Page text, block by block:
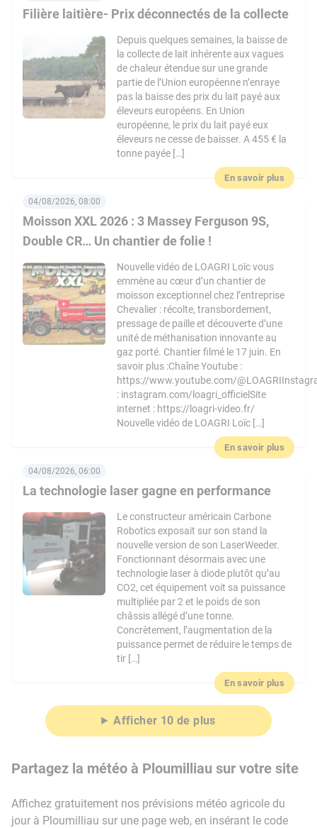
Filière laitière- Prix déconnectés de la collecte
Depuis quelques semaines, la baisse de
la collecte de lait inhérente aux vagues
de chaleur étendue sur une grande
partie de l’Union européenne n’enraye
pas la baisse des prix du lait payé aux
éleveurs européens. En Union
européenne, le prix du lait payé eux
éleveurs ne cesse de baisser. A 455 € la
tonne payée […]
En savoir plus
Moisson XXL 2026 : 3 Massey Ferguson 9S,
Double CR… Un chantier de folie !
04/08/2026, 08:00
Nouvelle vidéo de LOAGRI Loïc vous
emmène au cœur d’un chantier de
moisson exceptionnel chez l’entreprise
Chevalier : récolte, transbordement,
pressage de paille et découverte d’une
unité de méthanisation innovante au
gaz porté. Chantier filmé le 17 juin. En
savoir plus :Chaîne Youtube :
https://www.youtube.com/
: instagram.com/loagri_officielSite
internet : https://loagri-video.fr/
Nouvelle vidéo de LOAGRI Loïc […]
En savoir plus
La technologie laser gagne en performance
04/08/2026, 06:00
Le constructeur américain Carbone
Robotics exposait sur son stand la
nouvelle version de son LaserWeeder.
Fonctionnant désormais avec une
technologie laser à diode plutôt qu’au
CO2, cet équipement voit sa puissance
multipliée par 2 et le poids de son
châssis allégé d’une tonne.
Concrètement, l’augmentation de la
puissance permet de réduire le temps de
tir […]
En savoir plus
Afficher 10 de plus
Partagez la météo à Ploumilliau sur votre site
Affichez gratuitement nos prévisions météo agricole du
jour à Ploumilliau sur une page web, en insérant le code